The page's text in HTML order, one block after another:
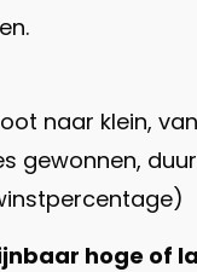
naar klein,
gewonnen,
hoge of